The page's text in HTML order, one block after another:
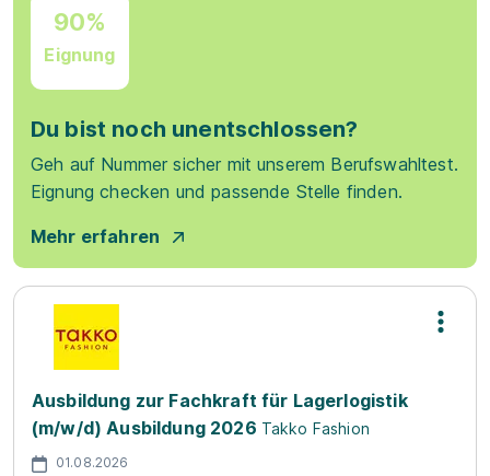
90%
Eignung
Du bist noch unentschlossen?
Geh auf Nummer sicher mit unserem Berufswahltest.
Eignung checken und passende Stelle finden.
Mehr erfahren
Ausbildung zur Fachkraft für Lagerlogistik
(m/w/d) Ausbildung 2026 Takko Fashion
01.08.2026